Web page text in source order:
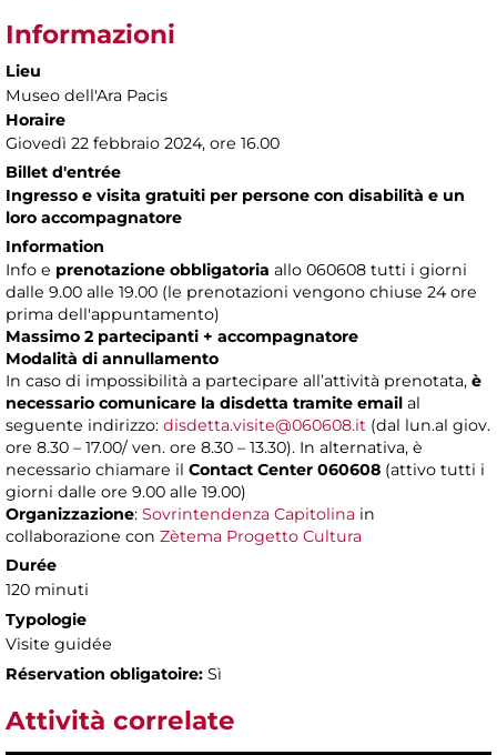
Informazioni
Lieu
Museo dell'Ara Pacis
Horaire
Giovedì 22 febbraio 2024, ore 16.00
Billet d'entrée
Ingresso e visita gratuiti per persone con disabilità e un
loro accompagnatore
Information
Info e prenotazione obbligatoria allo 060608 tutti i giorni
dalle 9.00 alle 19.00 (le prenotazioni vengono chiuse 24 ore
prima dell'appuntamento)
Massimo 2 partecipanti + accompagnatore
Modalità di annullamento
In caso di impossibilità a partecipare all’attività prenotata, è
necessario comunicare la disdetta tramite email al
seguente indirizzo: disdetta.visite@060608.it (dal lun.al giov.
ore 8.30 – 17.00/ ven. ore 8.30 – 13.30). In alternativa, è
necessario chiamare il Contact Center 060608 (attivo tutti i
giorni dalle ore 9.00 alle 19.00)
Organizzazione: Sovrintendenza Capitolina in
collaborazione con Zètema Progetto Cultura
Durée
120 minuti
Typologie
Visite guidée
Réservation obligatoire: Sì
Attività correlate